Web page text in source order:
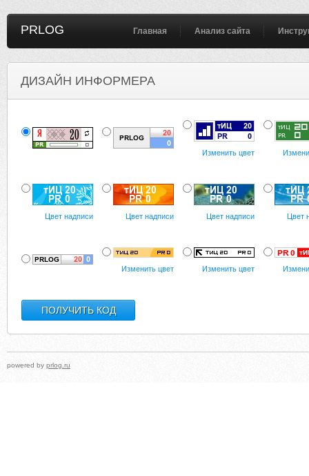
PRLOG Главная Анализ сайта
ДИЗАЙН ИНФОРМЕРА
Изменить цвет
Цвет надписи Цвет надписи Цвет надписи Цвет
Изменить цвет Изменить цвет
powered by prlog.ru